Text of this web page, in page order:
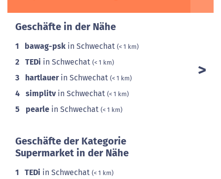
Geschäfte in der Nähe
1 bawag-psk in Schwechat (< 1 km)
2 TEDi in Schwechat (< 1 km)
3 hartlauerin Schwechat (< 1 km)
4 simplitvin Schwechat (< 1 km)
5 pearle in Schwechat (< 1 km)
Geschäfte der Kategorie
Supermarket in der Nähe
1 TEDi in Schwechat (< 1 km)